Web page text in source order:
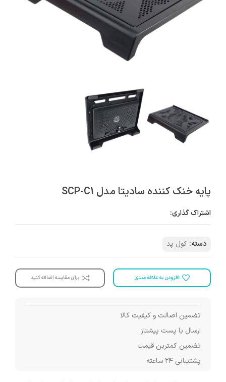
پایه خنک کننده سادیتا مدل SCP-C1
اشتراک گذاری:
دسته: کول پد
افزودن به علاقه مندی برای مقایسه اضافه کنید
تضمین اصالت و کیفیت کالا
ارسال با پست پیشتاز
تضمین کمترین قیمت
پشتیبانی ۲۴ ساعته